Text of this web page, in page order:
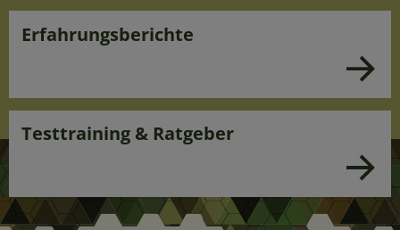
Erfahrungsberichte
Testtraining & Ratgeber